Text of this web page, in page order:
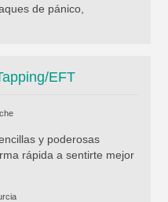
de pánico,
EFT
y poderosas
rápida a sentirte mejor